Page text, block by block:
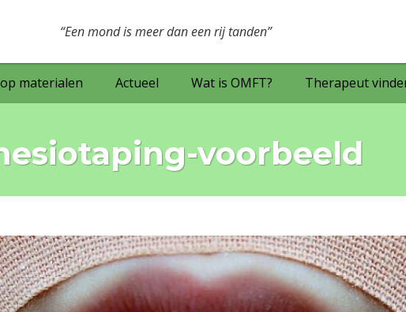
Een mond is meer dan een rij tanden
materialen Actueel Wat is OMFT? Therapeut
voorbeeld